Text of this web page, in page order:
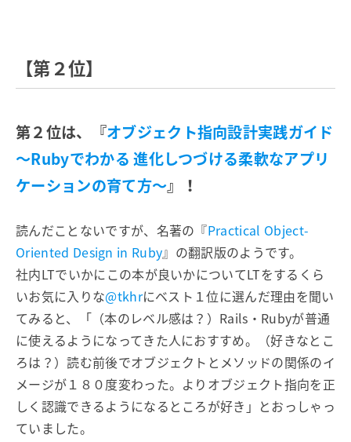
【第２位】
第２位は、『オブジェクト指向設計実践ガイド
〜Rubyでわかる 進化しつづける柔軟なアプリ
ケーションの育て方〜』！
読んだことないですが、名著の『Practical Object-
Oriented Design in Ruby』の翻訳版のようです。
社内LTでいかにこの本が良いかについてLTをするくら
いお気に入りな@tkhrにベスト１位に選んだ理由を聞い
てみると、「（本のレベル感は？）Rails・Rubyが普通
に使えるようになってきた人におすすめ。（好きなとこ
ろは？）読む前後でオブジェクトとメソッドの関係のイ
メージが１８０度変わった。よりオブジェクト指向を正
しく認識できるようになるところが好き」とおっしゃっ
ていました。